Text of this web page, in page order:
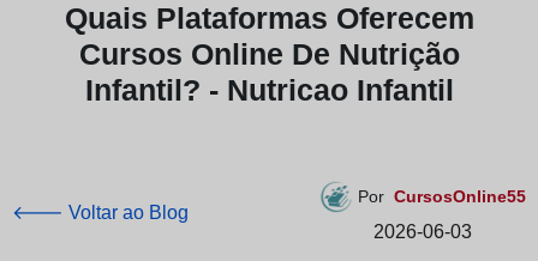
Quais Plataformas Oferecem
Cursos Online De Nutrição
Infantil? - Nutricao Infantil
🡐 Voltar ao Blog
Por CursosOnline55
2026-06-03